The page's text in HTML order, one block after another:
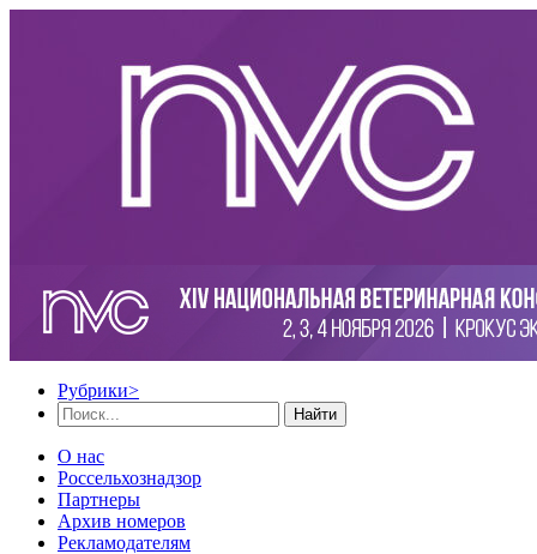
Рубрики>
Найти
О нас
Россельхознадзор
Партнеры
Архив номеров
Рекламодателям